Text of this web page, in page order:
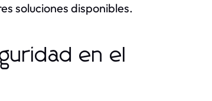
soluciones disponibles.
en el